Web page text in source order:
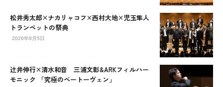
松井秀太郎×ナカリャコフ×西村大地×児玉隼人
トランペットの祭典
2026年8月5日
辻󠄀井伸行×清水和音 三浦文彰&ARKフィルハー
モニック 「究極のベートーヴェン」